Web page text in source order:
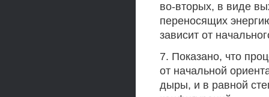
во-вторых, в виде
переносящих
зависит от
7. Показано, что
от начальной
дыры, и в равной